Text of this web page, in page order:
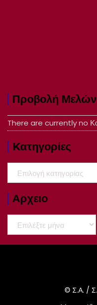
Προβολή
There are currently no
Kατηγορίες
Αρχειο
© Σ.Α. /